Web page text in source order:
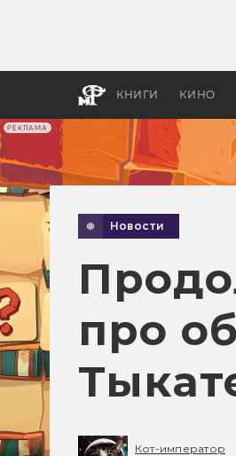
РЕКЛАМА
КНИГИ КИНО
Новости
про
Кот-император